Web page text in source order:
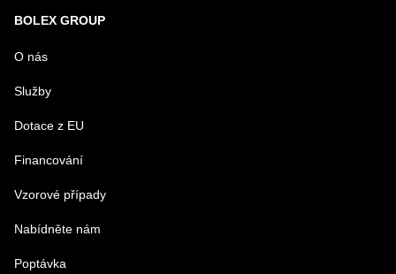
URL
PRODUKT
MENO
E-MAIL
BOLEX GROUP
O nás
Služby
Dotace z EU
Financování
Vzorové případy
Nabídněte nám
Poptávka